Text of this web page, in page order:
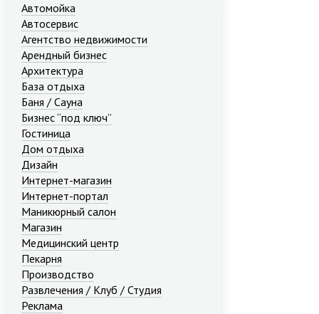
Автомойка
Автосервис
Агентство недвижимости
Арендный бизнес
Архитектура
База отдыха
Баня / Сауна
Бизнес “под ключ”
Гостиница
Дом отдыха
Дизайн
Интернет-магазин
Интернет-портал
Маникюрный салон
Магазин
Медицинский центр
Пекарня
Производство
Развлечения / Клуб / Студия
Реклама